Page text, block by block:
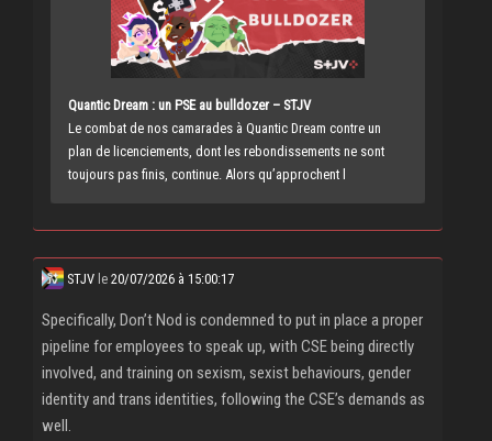
Quantic Dream : un PSE au bulldozer – STJV
Le combat de nos camarades à Quantic Dream contre un
plan de licenciements, dont les rebondissements ne sont
toujours pas finis, continue. Alors qu’approchent l
STJV le 20/07/2026 à 15:00:17
Specifically, Don’t Nod is condemned to put in place a proper
pipeline for employees to speak up, with CSE being directly
involved, and training on sexism, sexist behaviours, gender
identity and trans identities, following the CSE’s demands as
well.